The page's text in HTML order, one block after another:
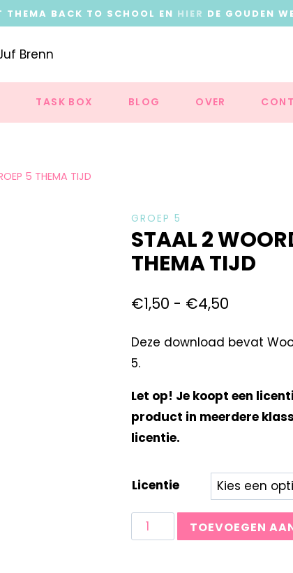
THEMA BACK TO SCHOOL EN HIER DE GOUDEN
TASK BOX BLOG OVER
5 THEMA TIJD
GROEP 5
STAAL 2
THEMA TIJD
€1,50 - €4,50
Deze download bevat
5.
Let op! Je koopt een
product in meerdere
licentie.
Licentie
TOEVOEGEN